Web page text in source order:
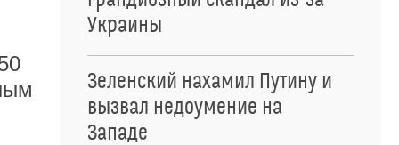
Украины
Зеленский нахамил Путину и
вызвал недоумение на
Западе